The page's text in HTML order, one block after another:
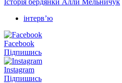
інтервʼю
Facebook
Підпишись
Instagram
Підпишись